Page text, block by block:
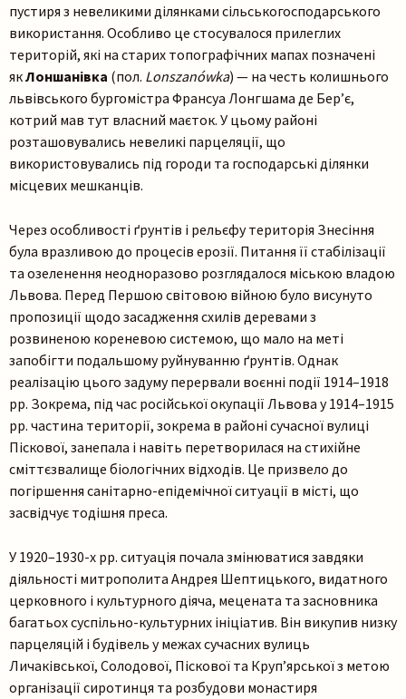
пустиря з невеликими ділянками сільськогосподарського
використання. Особливо це стосувалося прилеглих
територій, які на старих топографічних мапах позначені
якЛоншанівка (пол. Lonszanówka) — на честь колишнього
львівського бургомістра Франсуа Лонгшама де Бер’є,
котрий мав тут власний маєток. У цьому районі
розташовувались невеликі парцеляції, що
використовувались під городи та господарські ділянки
місцевих мешканців.
Через особливості ґрунтів і рельєфу територія Знесіння
була вразливою до процесів ерозії. Питання її стабілізації
та озеленення неодноразово розглядалося міською владою
Львова. Перед Першою світовою війною було висунуто
пропозиції щодо засадження схилів деревами з
розвиненою кореневою системою, що мало на меті
запобігти подальшому руйнуванню ґрунтів. Однак
реалізацію цього задуму перервали воєнні події 1914–1918
рр. Зокрема, під час російської окупації Львова у 1914–1915
рр. частина території, зокрема в районі сучасної вулиці
Піскової, занепала і навіть перетворилася на стихійне
сміттєзвалище біологічних відходів. Це призвело до
погіршення санітарно-епідемічної ситуації в місті, що
засвідчує тодішня преса.
У 1920–1930-х рр. ситуація почала змінюватися завдяки
діяльності митрополита Андрея Шептицького, видатного
церковного і культурного діяча, мецената та засновника
багатьох суспільно-культурних ініціатив. Він викупив низку
парцеляцій і будівель у межах сучасних вулиць
Личаківської, Солодової, Піскової та Круп’ярської з метою
організації сиротинця та розбудови монастиря